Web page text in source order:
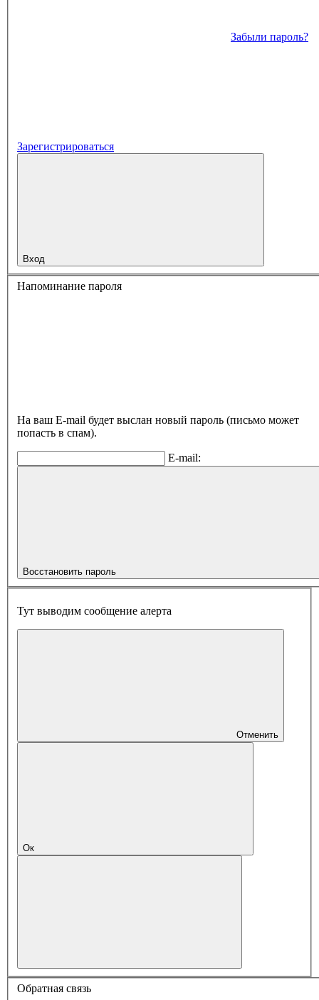
Забыли пароль?
Зарегистрироваться
Вход
Напоминание пароля
На ваш E-mail будет выслан новый пароль (письмо может
попасть в спам).
E-mail:
Восстановить пароль
Тут выводим сообщение алерта
Отменить
Ок
Обратная связь